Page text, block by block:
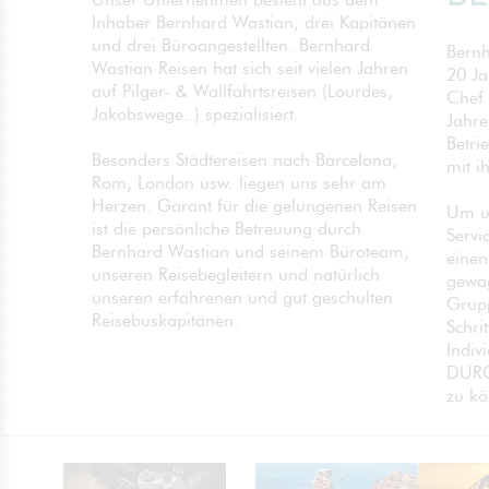
Inhaber Bernhard Wastian, drei Kapitänen
und drei Büroangestellten. Bernhard
Wastian Reisen hat sich seit vielen Jahren
auf Pilger- & Wallfahrtsreisen (Lourdes,
Jakobswege..) spezialisiert.
Besonders Städtereisen nach Barcelona,
Rom, London usw. liegen uns sehr am
Herzen. Garant für die gelungenen Reisen
ist die persönliche Betreuung durch
Bernhard Wastian und seinem Büroteam,
unseren Reisebegleitern und natürlich
unseren erfahrenen und gut geschulten
Reisebuskapitänen.
20
Chef
mit
Um
zu